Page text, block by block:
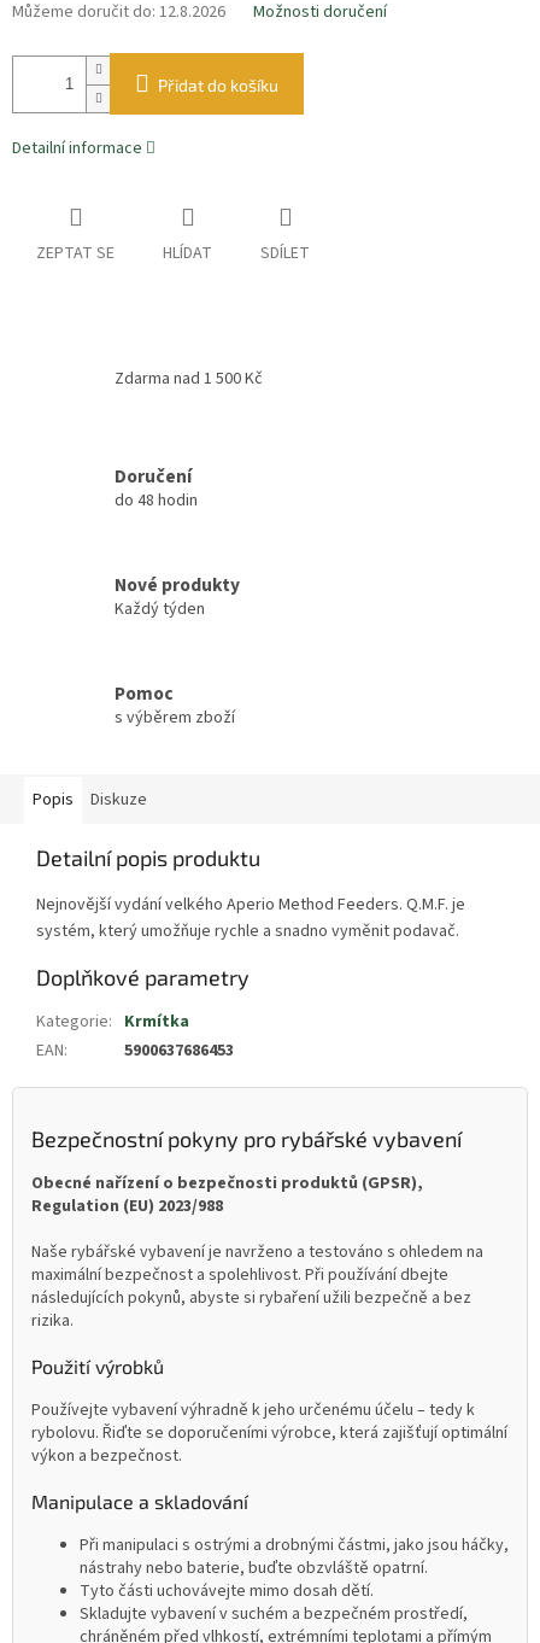
Můžeme doručit do: 12.8.2026 Možnosti doručení
Přidat do košíku
Detailní informace
ZEPTAT SE HLÍDAT SDÍLET
Zdarma nad 1 500 Kč
Doručení
do 48 hodin
Nové produkty
Každý týden
Pomoc
s výběrem zboží
Popis Diskuze
Detailní popis produktu
Nejnovější vydání velkého Aperio Method Feeders. Q.M.F. je
systém, který umožňuje rychle a snadno vyměnit podavač.
Doplňkové parametry
Kategorie: Krmítka
EAN: 5900637686453
Bezpečnostní pokyny pro rybářské vybavení
Obecné nařízení o bezpečnosti produktů (GPSR),
Regulation (EU) 2023/988
Naše rybářské vybavení je navrženo a testováno s ohledem na
maximální bezpečnost a spolehlivost. Při používání dbejte
následujících pokynů, abyste si rybaření užili bezpečně a bez
rizika.
Použití výrobků
Používejte vybavení výhradně k jeho určenému účelu – tedy k
rybolovu. Řiďte se doporučeními výrobce, která zajišťují optimální
výkon a bezpečnost.
Manipulace a skladování
Při manipulaci s ostrými a drobnými částmi, jako jsou háčky,
nástrahy nebo baterie, buďte obzvláště opatrní.
Tyto části uchovávejte mimo dosah dětí.
Skladujte vybavení v suchém a bezpečném prostředí,
chráněném před vlhkostí, extrémními teplotami a přímým